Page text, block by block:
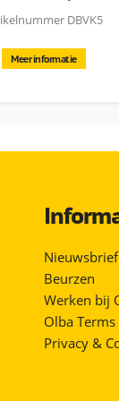
DBVK5
Meer informatie
Nieuwsbrief
Beurzen
Werken bij
Olba
Privacy &